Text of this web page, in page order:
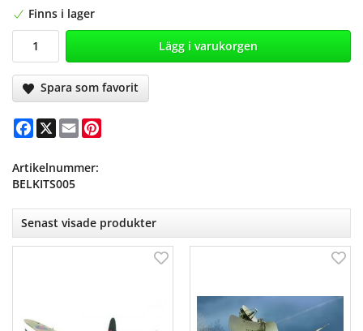
Finns i lager
Lägg i varukorgen
Spara som favorit
Facebook
X Email
Artikelnummer:
BELKITS005
Senast visade produkter